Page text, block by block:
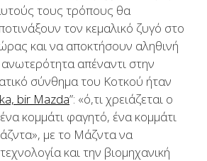
τους τρόπους θα
τον κεμαλικό ζυγό στο
και να αποκτήσουν αληθινή
απέναντι στην
σύνθημα του Κοτκού ήταν
bir Mazda”: «ό,τι χρειάζεται ο
κομμάτι φαγητό, ένα κομμάτι
με το Μάζντα να
και την βιομηχανική